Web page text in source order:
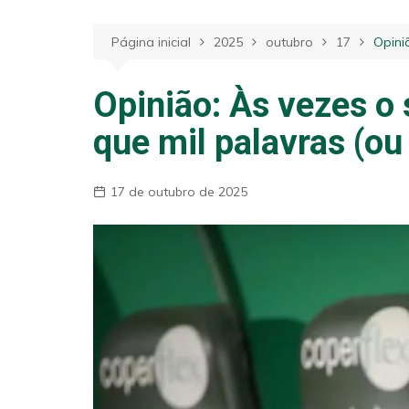
Página inicial 2025 outubro 17
Opinião: Às vezes
que mil palavras
17 de outubro de 2025